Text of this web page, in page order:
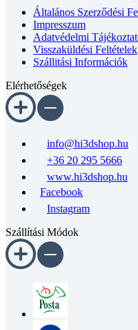
Impresszum
Adatvédelmi Tájékoztató
Visszaküldési Feltételek
Szállitási Információk
+36 20 295 5666
www.hi3dshop.hu
Facebook
Instagram